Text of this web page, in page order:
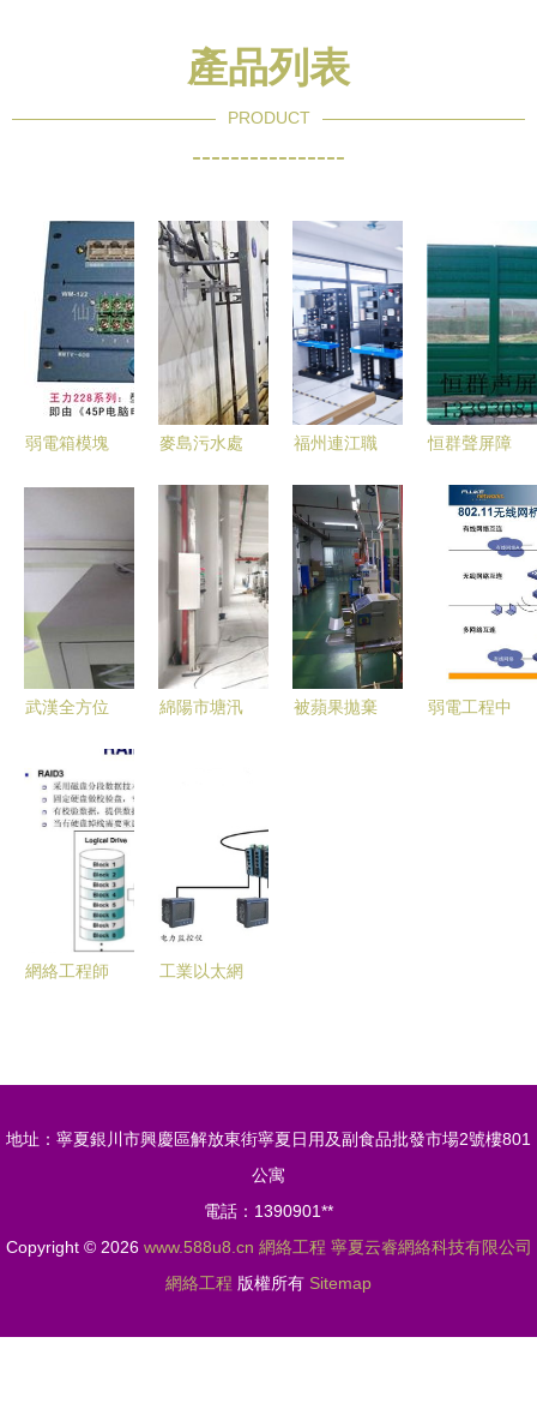
產品列表
PRODUCT
----------------
弱電箱模塊
家與價格策
略
麥島污水處
升工程假期
攻堅，地下
工程完成近
七成，網絡
工程同步推
進
福州連江職
物聯網實訓
室與網絡安
防系統安裝
與維護實訓
室順利竣工
恒群聲屏障
與網絡工程
降噪方案專
武漢全方位
解決方案
從店鋪安防
到企業信息
化建設
綿陽市塘汛
通過竣工驗
收
被蘋果拋棄
弱電工程中
網絡工程師
工業以太網
地址：寧夏銀川市興慶區解放東街寧夏日用及副食品批發市場2號樓801
公寓
電話：1390901**
Copyright © 2026 www.588u8.cn 網絡工程 寧夏云睿網絡科技有限公司
網絡工程 版權所有 Sitemap